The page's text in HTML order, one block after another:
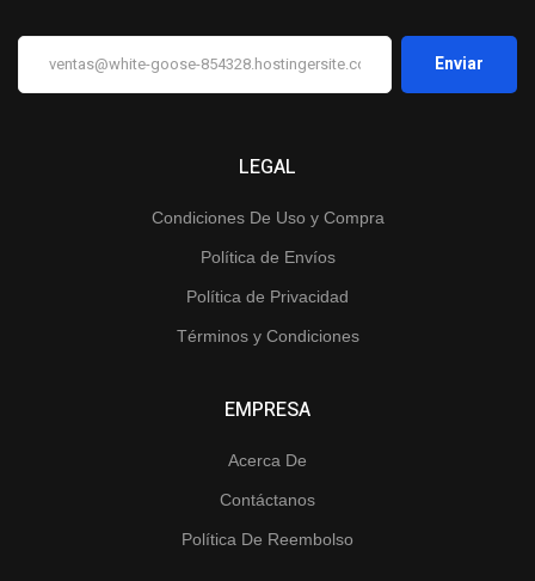
LEGAL
Condiciones De Uso y Compra
Política de Envíos
Política de Privacidad
Términos y Condiciones
EMPRESA
Acerca De
Contáctanos
Política De Reembolso